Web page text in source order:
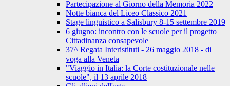
Partecipazione al Giorno della Memoria 2022
Notte bianca del Liceo Classico 2021
Stage linguistico a Salisbury 8-15 settembre 2019
6 giugno: incontro con le scuole per il progetto
Cittadinanza consapevole
37^ Regata Interistituti - 26 maggio 2018 - di
voga alla Veneta
"Viaggio in Italia: la Corte costituzionale nelle
scuole", il 13 aprile 2018